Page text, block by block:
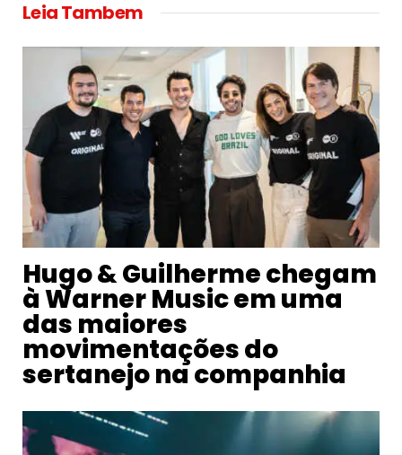
Leia Tambem
Hugo & Guilherme chegam
à Warner Music em uma
das maiores
movimentações do
sertanejo na companhia